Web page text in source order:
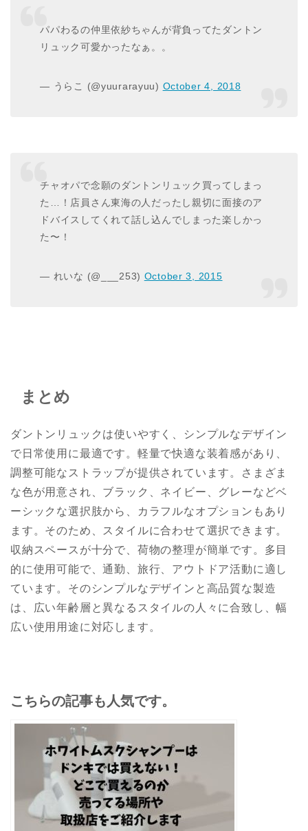
パパわるの仲里依紗ちゃんが背負ってたダントン
リュック可愛かったなぁ。。
— うらこ (@yuurarayuu) October 4, 2018
チャオパで念願のダントンリュック買ってしまっ
た…！店員さん東海の人だったし親切に面接のア
ドバイスしてくれて話し込んでしまった楽しかっ
た〜！
— れいな (@___253) October 3, 2015
まとめ
ダントンリュックは使いやすく、シンプルなデザイン
で日常使用に最適です。軽量で快適な装着感があり、
調整可能なストラップが提供されています。さまざま
な色が用意され、ブラック、ネイビー、グレーなどベ
ーシックな選択肢から、カラフルなオプションもあり
ます。そのため、スタイルに合わせて選択できます。
収納スペースが十分で、荷物の整理が簡単です。多目
的に使用可能で、通勤、旅行、アウトドア活動に適し
ています。そのシンプルなデザインと高品質な製造
は、広い年齢層と異なるスタイルの人々に合致し、幅
広い使用用途に対応します。
こちらの記事も人気です。